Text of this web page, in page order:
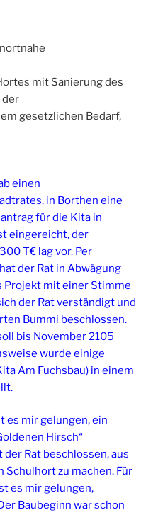
mit Sanierung des
der
gesetzlichen Bedarf,
einen
in Borthen eine
für die Kita in
eingereicht, der
T€ lag vor. Per
der Rat in Abwägung
Projekt mit einer Stimme
der Rat verständigt und
Bummi beschlossen.
bis November 2105
wurde einige
Am Fuchsbau) in einem
es mir gelungen, ein
Hirsch“
Rat beschlossen, aus
Schulhort zu machen. Für
es mir gelungen,
Baubeginn war schon